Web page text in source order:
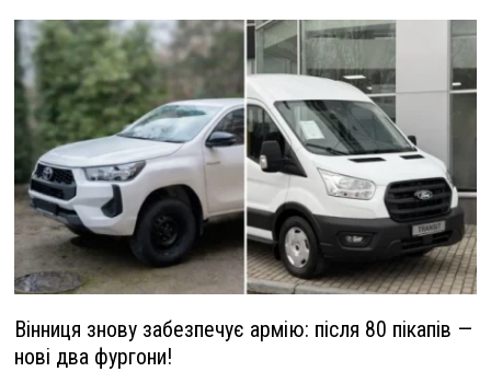
Вінниця знову забезпечує армію: після 80 пікапів —
нові два фургони!